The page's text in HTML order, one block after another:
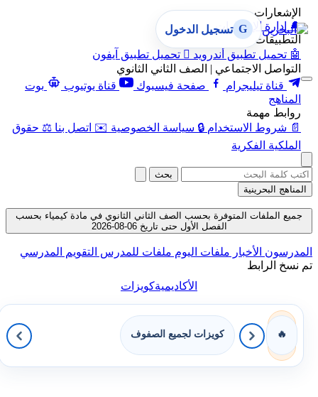
الإشعارات
🔔 إدارة الإشعارات
التطبيقات
🤖 تحميل تطبيق أندرويد  تحميل تطبيق آيفون
التواصل الاجتماعي | الصف الثاني الثانوي
قناة تيليجرام
صفحة فيسبوك قناة يوتيوب
بوت
المناهج
روابط مهمة
📄 شروط الاستخدام 🔒 سياسة الخصوصية ✉️ اتصل بنا ⚖️ حقوق
الملكية الفكرية
G تسجيل الدخول
بحث
المناهج البحرينية
جميع الملفات المتوفرة بحسب الصف الثاني الثانوي في مادة كيمياء بحسب
الفصل الأول حتى تاريخ 06-08-2026
المدرسون الأخبار ملفات اليوم ملفات للمدرس التقويم المدرسي
تم نسخ الرابط
الأكاديميةكويزات
🔥 كويزات لجميع الصفوف